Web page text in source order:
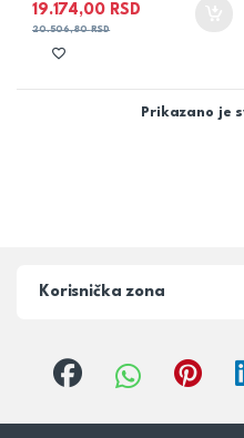
19.174,00 RSD
20.506,80RSD
Prikazano je
Korisnička zona